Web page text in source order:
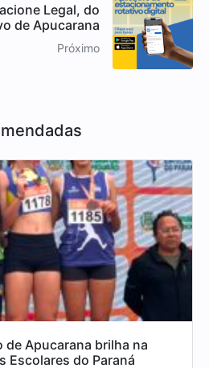
Legal, do
de Apucarana
Próximo
de Apucarana brilha na
Escolares do Paraná